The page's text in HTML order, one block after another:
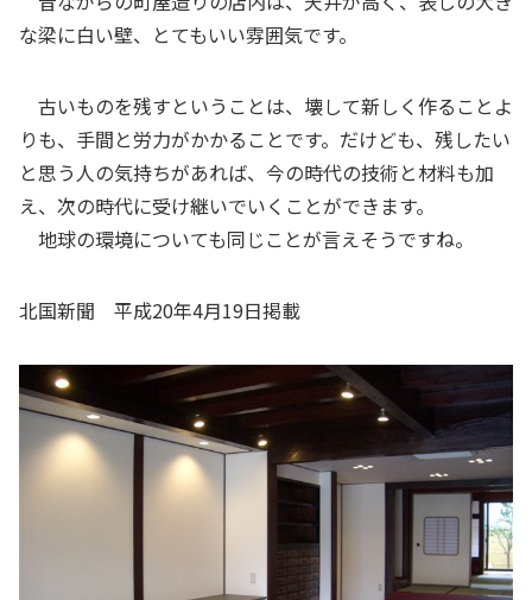
な梁に白い壁、とてもいい雰囲気です。
古いものを残すということは、壊して新しく作ることよ
りも、手間と労力がかかることです。だけども、残したい
と思う人の気持ちがあれば、今の時代の技術と材料も加
え、次の時代に受け継いでいくことができます。
地球の環境についても同じことが言えそうですね。
北国新聞 平成20年4月19日掲載